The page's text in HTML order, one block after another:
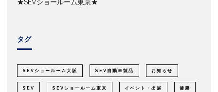
★SEVショールーム東京★
タグ
SEVショールーム大阪 SEV自動車製品 お知らせ
SEV SEVショールーム東京 イベント・出展 健康